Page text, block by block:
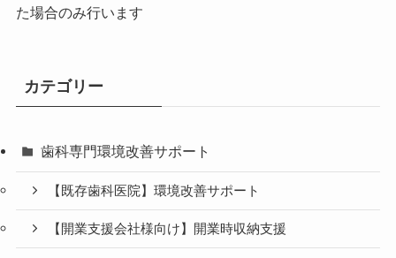
た場合のみ行います
カテゴリー
歯科専門環境改善サポート
【既存歯科医院】環境改善サポート
【開業支援会社様向け】開業時収納支援